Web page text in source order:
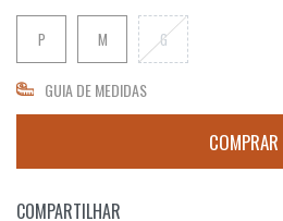
P M G
GUIA DE MEDIDAS
COMPARTILHAR